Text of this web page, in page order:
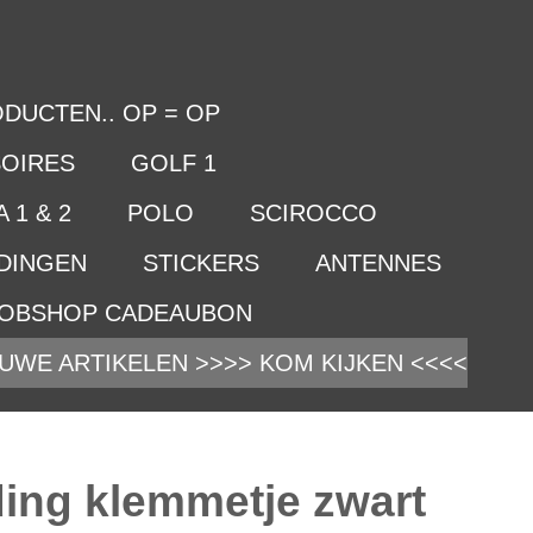
OP = OP
GOLF 1
1 & 2 POLO
SCIROCCO
STICKERS
ANTENNES
CADEAUBON
ARTIKELEN >>>> KOM KIJKEN <<<<
klemmetje zwart